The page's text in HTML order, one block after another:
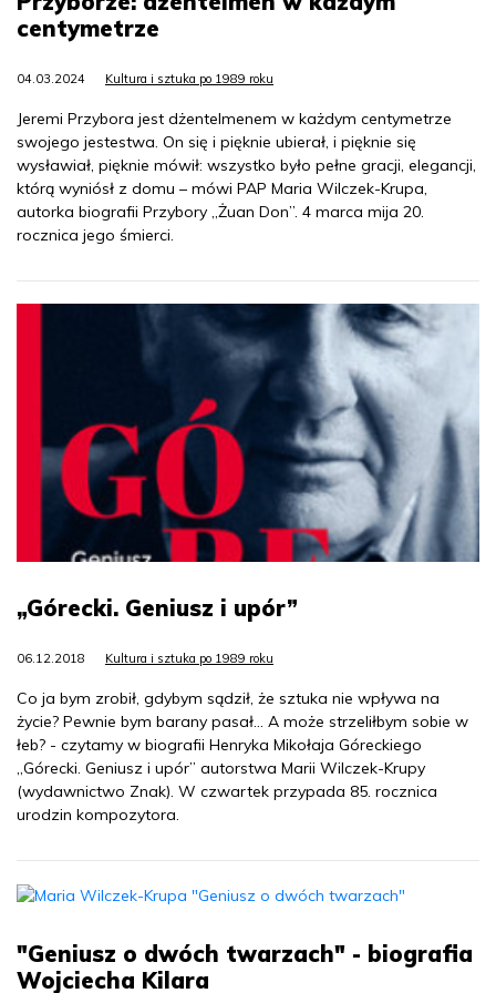
centymetrze
04.03.2024 Kultura i sztuka po 1989 roku
Jeremi Przybora jest dżentelmenem w każdym centymetrze
swojego jestestwa. On się i pięknie ubierał, i pięknie się
wysławiał, pięknie mówił: wszystko było pełne gracji, elegancji,
którą wyniósł z domu – mówi PAP Maria Wilczek-Krupa,
autorka biografii Przybory „Żuan Don”. 4 marca mija 20.
rocznica jego śmierci.
„Górecki. Geniusz i upór”
06.12.2018 Kultura i sztuka po 1989 roku
Co ja bym zrobił, gdybym sądził, że sztuka nie wpływa na
życie? Pewnie bym barany pasał... A może strzeliłbym sobie w
łeb? - czytamy w biografii Henryka Mikołaja Góreckiego
„Górecki. Geniusz i upór” autorstwa Marii Wilczek-Krupy
(wydawnictwo Znak). W czwartek przypada 85. rocznica
urodzin kompozytora.
"Geniusz o dwóch twarzach" - biografia
Wojciecha Kilara